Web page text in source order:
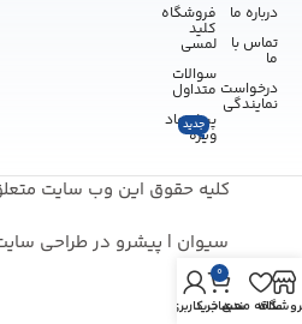
درباره ما
تماس با
ما
درخواست
نمایندگی
فروشگاه
کلید
لمسی
سوالات
متداول
پیشنهاد
ویژه
جدید
کلیه حقوق این وب سایت
سیوان | پیشرو در طراحی
علاقه مندی
0
سبد خرید
حساب کاربری من